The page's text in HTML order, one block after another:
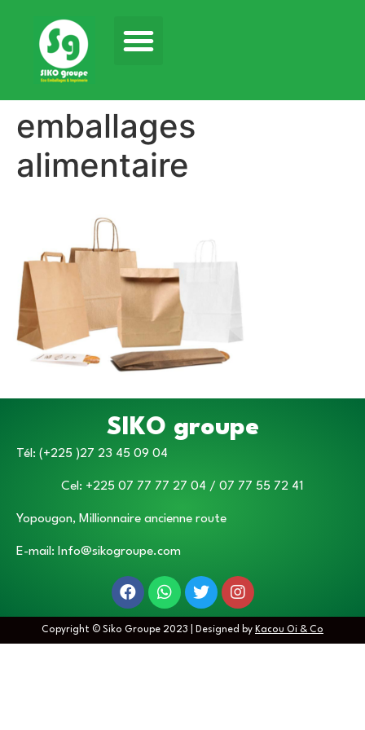
emballages
alimentaire
SIKO groupe
Tél: (+225 )27 23 45 09 04
Cel: +225 07 77 77 27 04 / 07 77 55 72 41
Yopougon, Millionnaire ancienne route
E-mail: Info@sikogroupe.com
Copyright © Siko Groupe 2023 | Designed by Kacou Oi & Co